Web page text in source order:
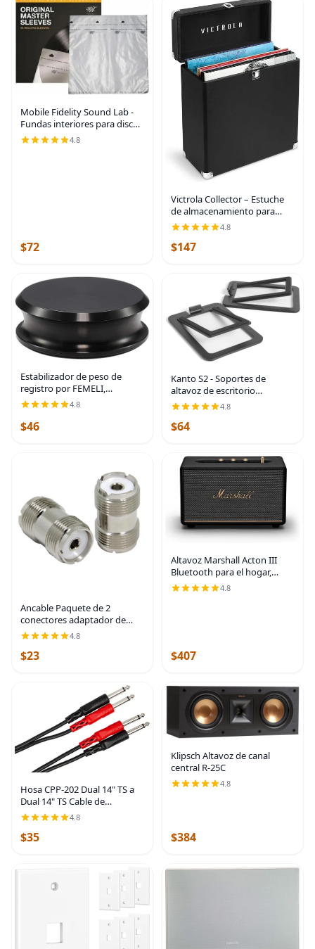
Mobile Fidelity Sound Lab -
Fundas interiores para discos
maestros originales (50
unidades) - MOFI MFSL
4.8
$72
Victrola Collector – Estuche
de almacenamiento para
discos de vinilo – Capacidad
para más de 30 discos de
vinilo para tocadiscos,
4.8
$147
Estabilizador de peso de
registro por FEMELI,
abrazaderas de peso para
tocadiscos de bajo perfil para
ajustarse debajo de la
4.8
$46
Kanto S2 - Soportes de
altavoz de escritorio
inclinados para altavoces
pequeños y monitores de
estudio compactos de 2 a 3
4.8
$64
Ancable Paquete de 2
conectores adaptador de
cable coaxial SO-239 / PL-259
UHF hembra a hembra,
conector de acoplador PL259
4.8
$23
Altavoz Marshall Acton III
Bluetooth para el hogar,
Negro
4.8
$407
Hosa CPP-202 Dual 14" TS a
Dual 14" TS Cable de
Interconexión Estéreo, 6.6 ft
4.8
$35
Klipsch Altavoz de canal
central R-25C
4.8
$384